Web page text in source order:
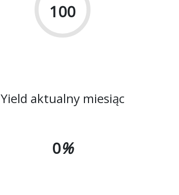
100
Yield aktualny miesiąc
0%